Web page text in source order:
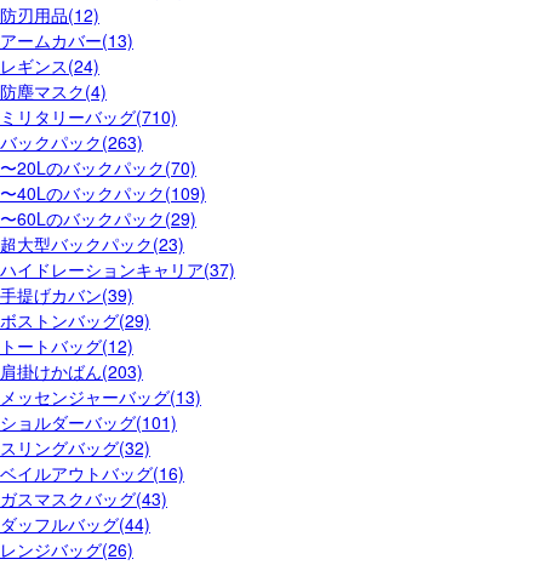
防刃用品(12)
アームカバー(13)
レギンス(24)
防塵マスク(4)
ミリタリーバッグ(710)
バックパック(263)
〜20Lのバックパック(70)
〜40Lのバックパック(109)
〜60Lのバックパック(29)
超大型バックパック(23)
ハイドレーションキャリア(37)
手提げカバン(39)
ボストンバッグ(29)
トートバッグ(12)
肩掛けかばん(203)
メッセンジャーバッグ(13)
ショルダーバッグ(101)
スリングバッグ(32)
ベイルアウトバッグ(16)
ガスマスクバッグ(43)
ダッフルバッグ(44)
レンジバッグ(26)